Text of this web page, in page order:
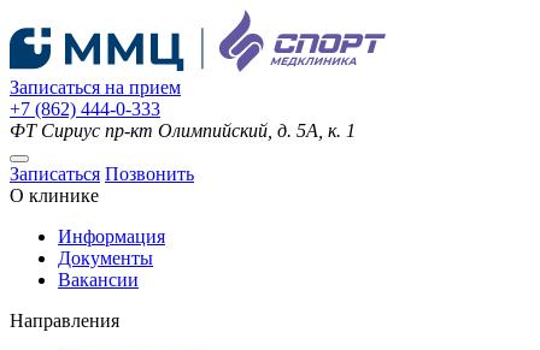
Записаться на прием
+7 (862) 444-0-333
ФТ Сириус пр-кт Олимпийский, д. 5А, к. 1
Записаться Позвонить
О клинике
Информация
Документы
Вакансии
Направления